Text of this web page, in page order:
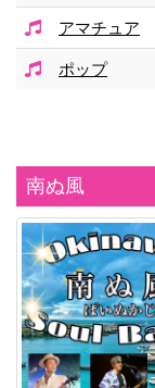
アマチュア
ポップ
南ぬ風